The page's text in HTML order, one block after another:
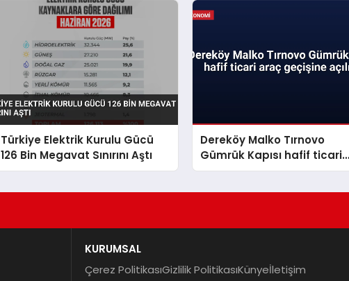
Türkiye Elektrik Kurulu Gücü
126 Bin Megavat Sınırını Aştı
Dereköy Malko Tırnovo
Gümrük Kapısı hafif ticari
araç geçişine açılıyor
KURUMSAL
Çerez PolitikasıGizlilik PolitikasıKünyeİletişim